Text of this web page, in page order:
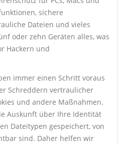
sichere
Dateien und vieles
oder zehn Geräten alles, was
Hackern und
immer einen Schritt voraus
Schreddern vertraulicher
und andere Maßnahmen.
Auskunft über Ihre Identität
Dateitypen gespeichert, von
sind. Daher helfen wir